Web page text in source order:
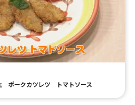
ポークカツレツ トマトソース